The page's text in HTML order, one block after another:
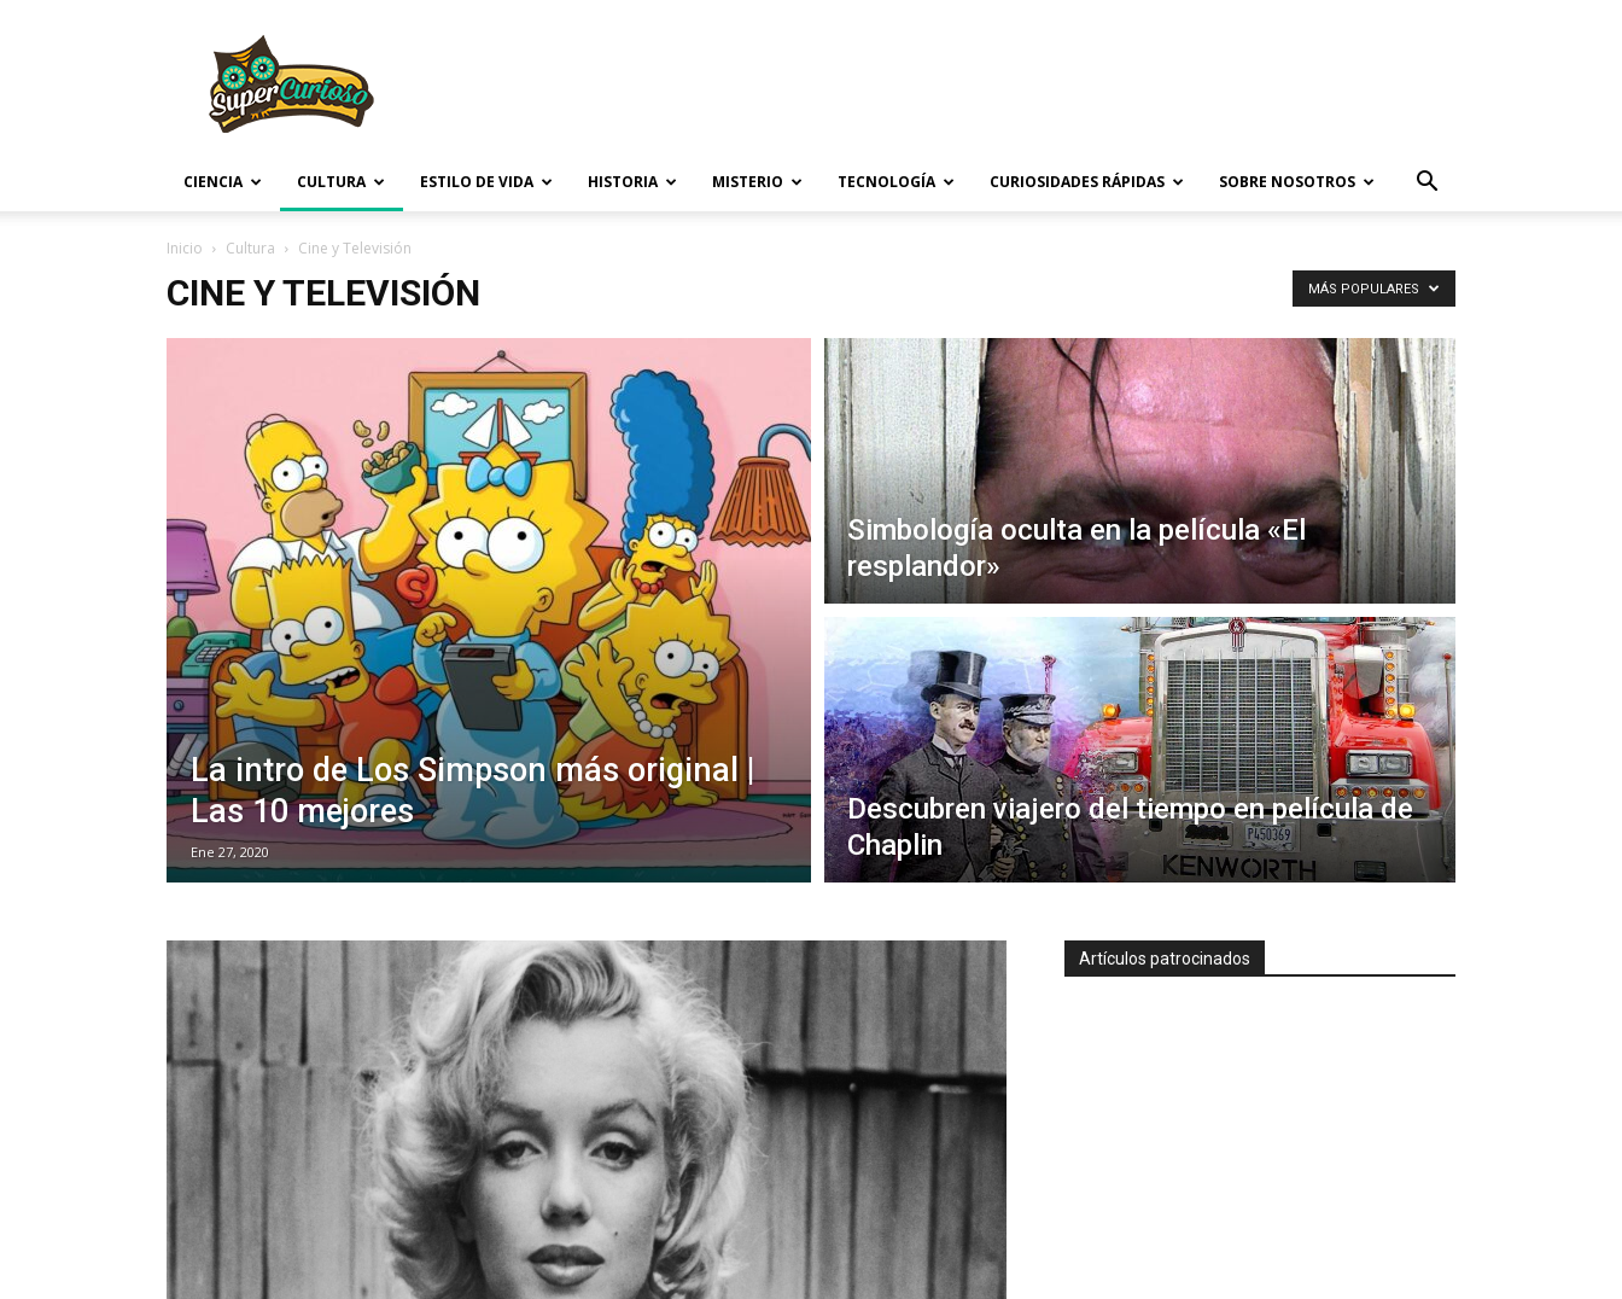
CIENCIA CULTURA ESTILO DE VIDA HISTORIA MISTERIO TECNOLOGÍA CURIOSIDADES RÁPIDAS SOBRE NOSOTROS
Inicio Cultura Cine y Televisión
CINE Y TELEVISIÓN MÁS POPULARES
La intro de Los Simpson más original |
Las 10 mejores
Ene 27, 2020
Simbología oculta en la película «El
resplandor»
Descubren viajero del tiempo en película de
Chaplin
Artículos patrocinados